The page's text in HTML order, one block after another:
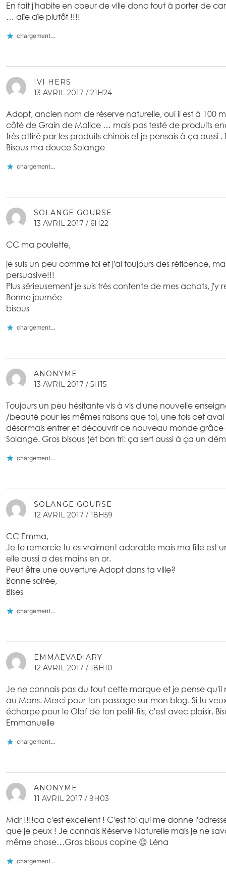
En fait j'habite en coeur de ville donc tout à porter de
… aiïe aïe plutôt !!!!
chargement…
IVI HERS
13 AVRIL 2017 / 21H24
Adopt, ancien nom de réserve naturelle, oui il est à 100
côté de Grain de Malice … mais pas testé de produits
très attiré par les produits chinois et je pensais à ça aussi
Bisous ma douce Solange
chargement…
SOLANGE GOURSE
13 AVRIL 2017 / 6H22
CC ma poulette,
je suis un peu comme toi et j'ai toujours des réticence,
persuasive!!!
Plus sérieusement je suis très contente de mes achats, j'y
Bonne journée
bisous
chargement…
ANONYME
13 AVRIL 2017 / 5H15
Toujours un peu hésitante vis à vis d'une nouvelle
/beauté pour les mêmes raisons que toi, une fois cet
désormais entrer et découvrir ce nouveau monde grâce
Solange. Gros bisous (et bon tri: ça sert aussi à ça un
chargement…
SOLANGE GOURSE
12 AVRIL 2017 / 18H59
CC Emma,
Je te remercie tu es vraiment adorable mais ma fille est
elle aussi a des mains en or.
Peut être une ouverture Adopt dans ta ville?
Bonne soirée,
Bises
chargement…
EMMAEVADIARY
12 AVRIL 2017 / 18H10
Je ne connais pas du tout cette marque et je pense
au Mans. Merci pour ton passage sur mon blog. Si tu
écharpe pour le Olaf de ton petit-fils, c'est avec plaisir.
Emmanuelle
chargement…
ANONYME
11 AVRIL 2017 / 9H03
Mdr !!!!ca c'est excellent ! C'est toi qui me donne
que je peux ! Je connais Réserve Naturelle mais je ne
même chose…Gros bisous copine 😉 Léna
chargement…